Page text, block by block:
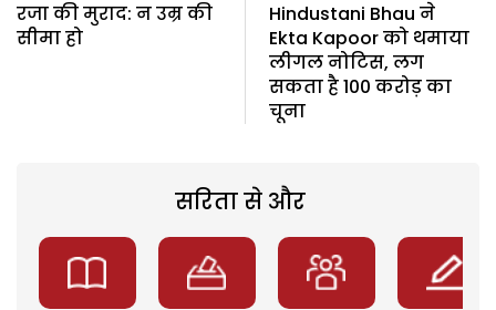
रजा की मुराद: न उम्र की
सीमा हो
Hindustani Bhau ने
Ekta Kapoor को थमाया
लीगल नोटिस, लग
सकता है 100 करोड़ का
चूना
सरिता से और